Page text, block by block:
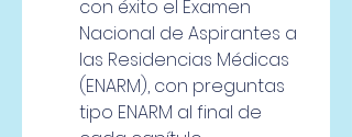
con éxito el Examen
Nacional de Aspirantes a
las Residencias Médicas
(ENARM), con preguntas
tipo ENARM al final de